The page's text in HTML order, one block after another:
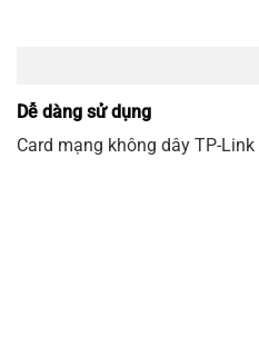
Dễ dàng sử dụng
Card mạng không dây TP-Link